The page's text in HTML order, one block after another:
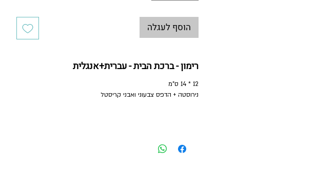
הוסף לעגלה
רימון - ברכת הבית - עברית+אנגלית
12 * 14 ס"מ
נירוסטה + הדפס צבעוני ואבני קריסטל